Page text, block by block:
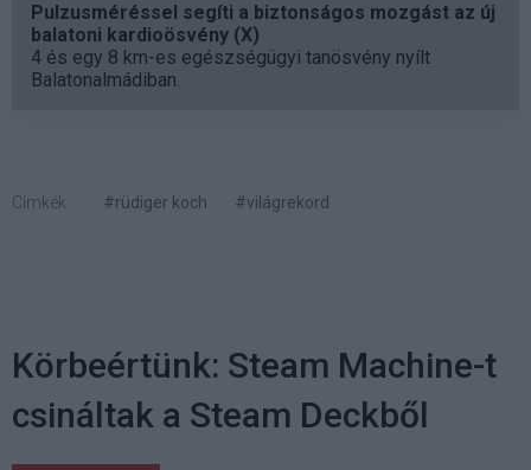
Pulzusméréssel segíti a biztonságos mozgást az új
balatoni kardioösvény (X)
4 és egy 8 km-es egészségügyi tanösvény nyílt
Balatonalmádiban.
Címkék: #rüdiger koch #világrekord
Körbeértünk: Steam Machine-t
csináltak a Steam Deckből